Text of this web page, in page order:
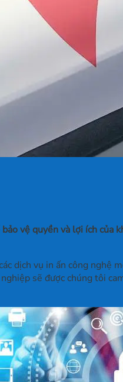
vệ quyền và lợi ích
dịch vụ in ấn công
sẽ được chúng tôi